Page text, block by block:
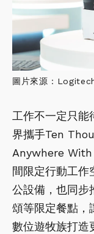
圖片來源：
工作不一定只能
界攜手Ten
Anywhere With
間限定行動工作
公設備，也同步
頌等限定餐點，
數位遊牧族打造